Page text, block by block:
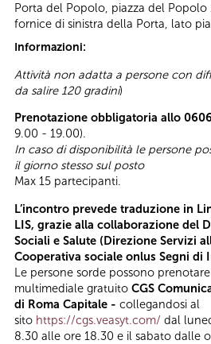
Porta del Popolo, piazza del Popolo
fornice di sinistra della Porta, lato
Informazioni:
Attività non adatta a persone con
da salire 120 gradini)
Prenotazione obbligatoria allo
9.00 - 19.00).
In caso di disponibilità le persone
il giorno stesso sul posto
Max 15 partecipanti.
L’incontro prevede traduzione in
LIS, grazie alla collaborazione del
Sociali e Salute (Direzione Servizi
Cooperativa sociale onlus Segni di
Le persone sorde possono
multimediale gratuito CGS
di Roma Capitale - collegandosi al
sito https://cgs.veasyt.com/ dal
8.30 alle ore 18.30 e il sabato dalle